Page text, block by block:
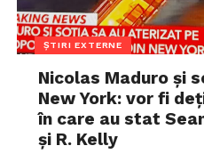
ȘTIRI EXTERNE
Nicolas Maduro și
New York: vor fi
în care au stat
și R. Kelly